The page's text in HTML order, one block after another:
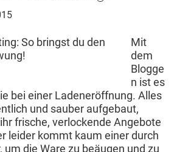
Mit
dem
Blogge
n ist es
bei ein­er Laden­eröff­nung. Alles
und sauber aufge­baut,
frische, ver­lock­ende Ange­bote
lei­der kommt kaum ein­er durch
um die Ware zu beäu­gen und zu